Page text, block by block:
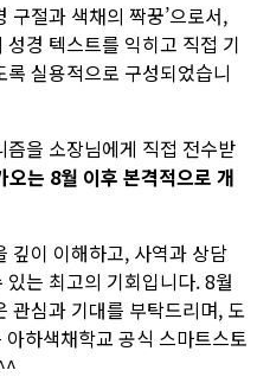
구절과 색채의 짝꿍’으로서,
경 텍스트를 익히고 직접 기
실용적으로 구성되었습니
을 소장님에게 직접 전수받
는 8월 이후 본격적으로 개
깊이 이해하고, 사역과 상담
는 최고의 기회입니다. 8월
관심과 기대를 부탁드리며, 도
하색채학교 공식 스마트스토